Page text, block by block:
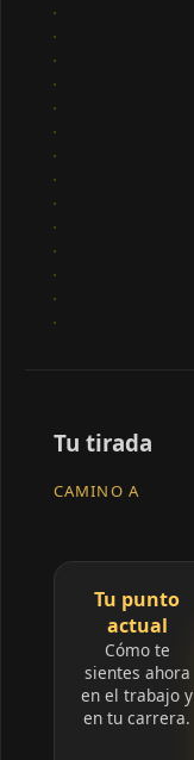
Tu tirada
CAMINO A
Tu punto
actual
Cómo te
sientes ahora
en el trabajo y
en tu carrera.